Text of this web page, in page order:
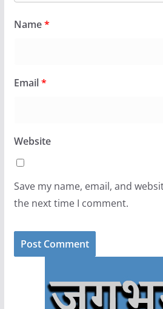
Name*
Email*
Website
Save my name, email, and
the next time I comment.